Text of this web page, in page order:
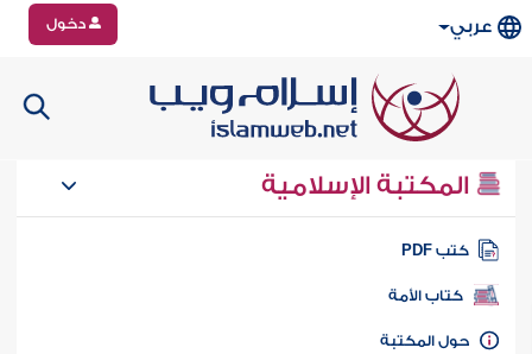
عربي دخول
المكتبة الإسلامية
كتب PDF
كتاب الأمة